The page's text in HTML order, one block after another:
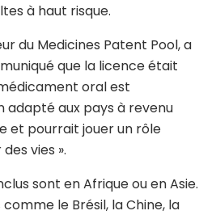
à haut risque.
du Medicines Patent Pool, a
que la licence était
oral est
aux pays à revenu
et pourrait jouer un rôle
vies ».
sont en Afrique ou en Asie.
le Brésil, la Chine, la